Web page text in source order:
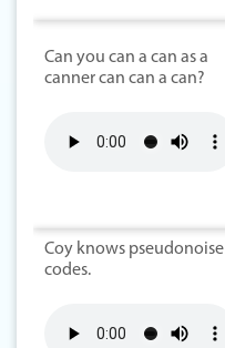
Can you can a can as a
canner can can a can?
Coy knows pseudonoise
codes.